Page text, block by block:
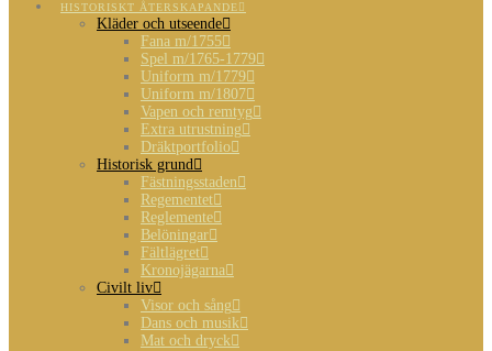
HISTORISKT ÅTERSKAPANDE
Kläder och utseende
Fana m/1755
Spel m/1765-1779
Uniform m/1779
Uniform m/1807
Vapen och remtyg
Extra utrustning
Dräktportfolio
Historisk grund
Fästningsstaden
Regementet
Reglemente
Belöningar
Fältlägret
Kronojägarna
Civilt liv
Visor och sång
Dans och musik
Mat och dryck